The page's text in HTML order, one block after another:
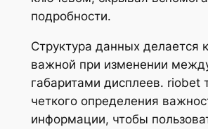
подробности.
Структура данных делается
важной при изменении
габаритами дисплеев. riobet
четкого определения
информации, чтобы